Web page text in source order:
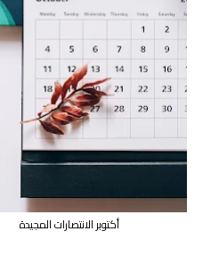
أكتوبر الانتصارات المجيدة